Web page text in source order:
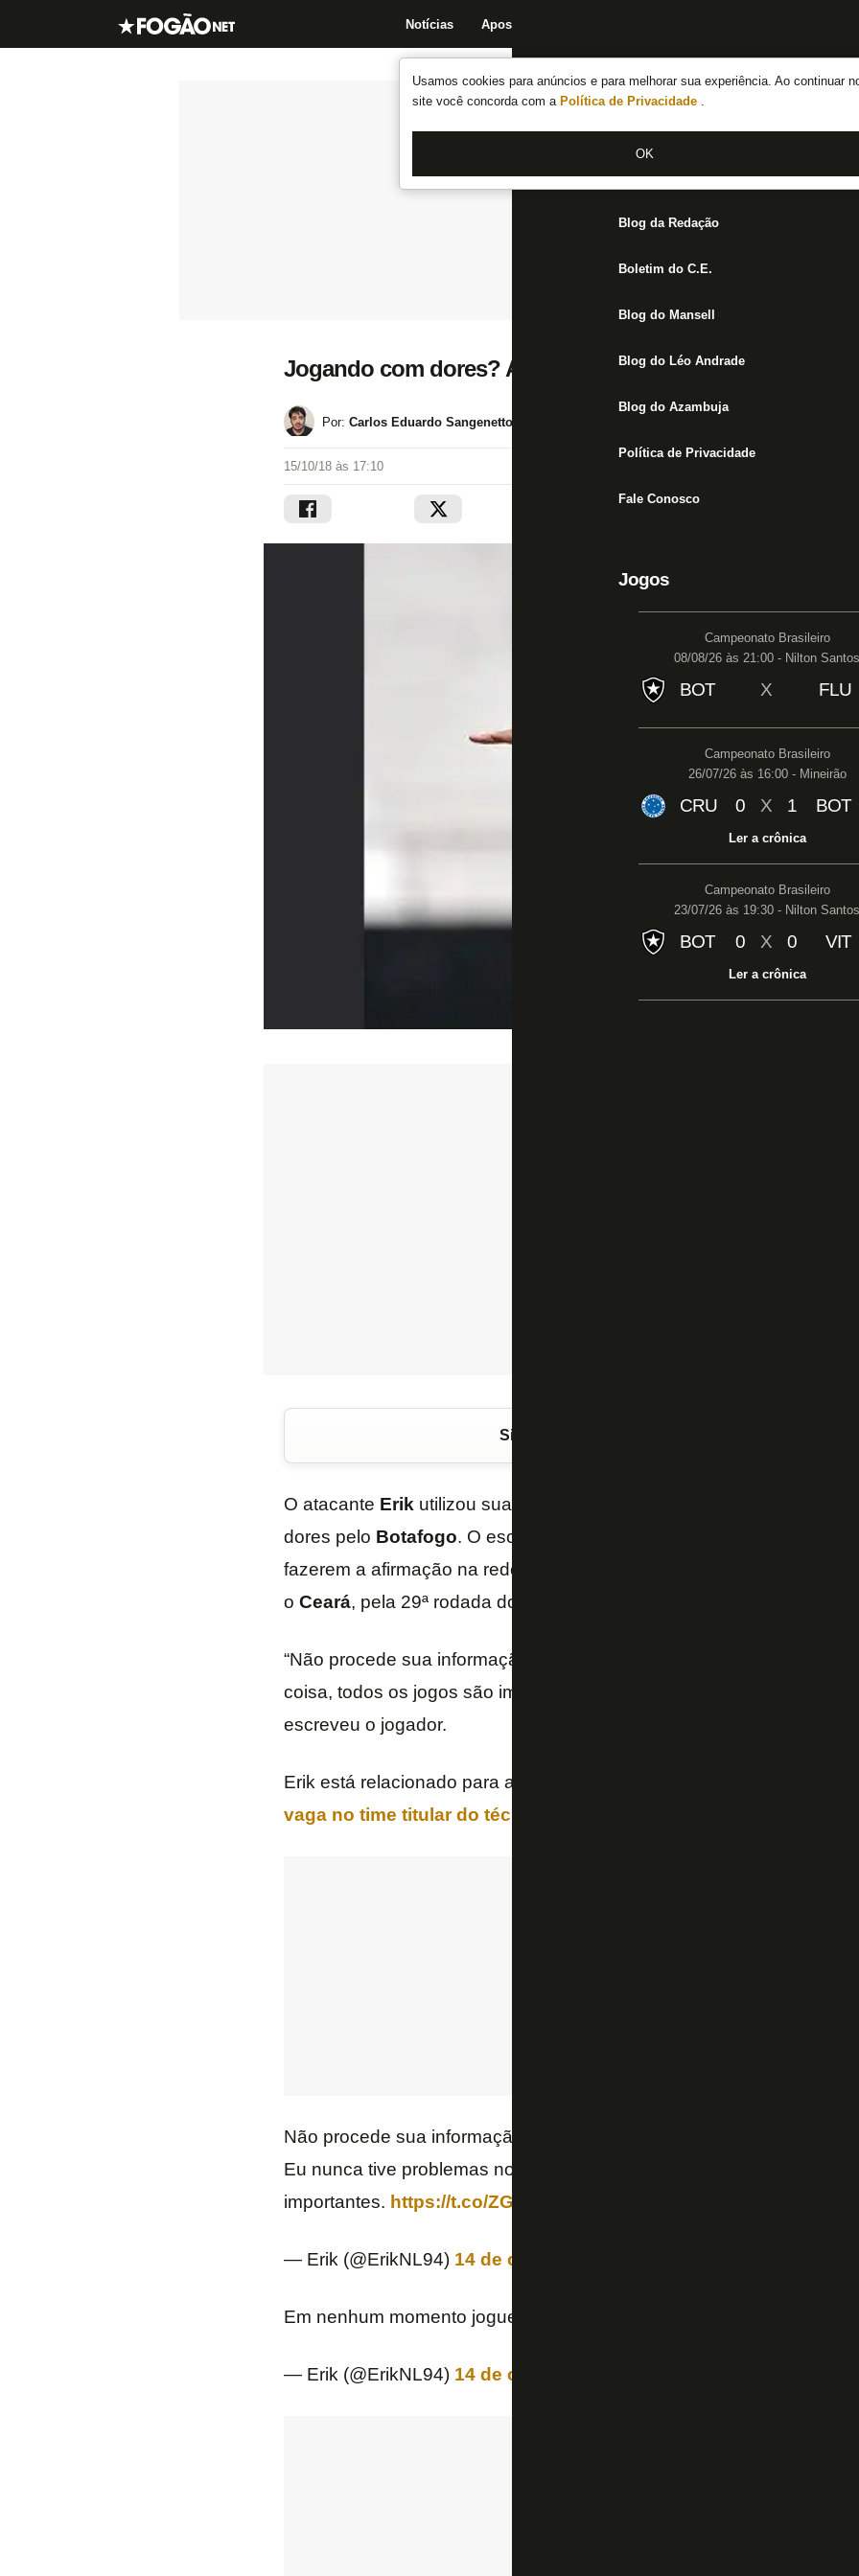
Usamos cookies para anúncios e para melhorar sua experiência. Ao continuar
site você concorda com a Política de Privacidade .
OK
Notícias Apostas
Notícias do Botafogo
Fórum
Jogos
Blog da Redação
Boletim do C.E.
Blog do Mansell
Blog do Léo Andrade
Blog do Azambuja
Política de Privacidade
Fale Conosco
Jogos
Campeonato Brasileiro
08/08/26 às 21:00 - Nilton Santos
BOT X FLU
Campeonato Brasileiro
26/07/26 às 16:00 - Mineirão
CRU 0 X 1 BOT
Ler a crônica
Campeonato Brasileiro
23/07/26 às 19:30 - Nilton Santos
BOT 0 X 0 VIT
Ler a crônica
Jogando com dores? Atacante do Botafogo desmente
Por: Carlos Eduardo Sangenetto
15/10/18 às 17:10
Siga o FogãoNET
O atacante Erik utilizou sua página no
dores pelo Botafogo. O esclarecimento espontâneo se deu após
fazerem a afirmação na rede social na tarde deste domingo, véspera
o Ceará, pela 29ª rodada do
“Não procede sua informação. Eu nunca tive problemas no joelho,
coisa, todos os jogos são importantes. Em nenhum momento joguei
escreveu o jogador.
Erik está relacionado para a partida contra o Vozão, no Castelão, às
vaga no time titular do técnico
Não procede sua informação,
Eu nunca tive problemas no joelho estou 100% !!! Outra coisa todos
importantes. https://t.co/ZGETqDLjTC
— Erik (@ErikNL94) 14 de outubro de 2018
Em nenhum momento joguei com dor .
— Erik (@ErikNL94) 14 de outubro de 2018